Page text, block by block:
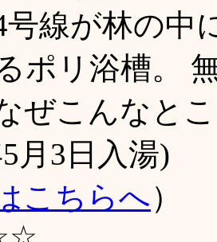
号線が林の中
ポリ浴槽。
ぜこんなと
月3日入湯)
こちらへ）